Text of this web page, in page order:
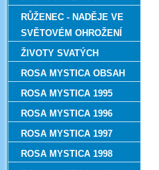
RŮŽENEC - NADĚJE VE
SVĚTOVÉM OHROŽENÍ
ŽIVOTY SVATÝCH
ROSA MYSTICA OBSAH
ROSA MYSTICA 1995
ROSA MYSTICA 1996
ROSA MYSTICA 1997
ROSA MYSTICA 1998